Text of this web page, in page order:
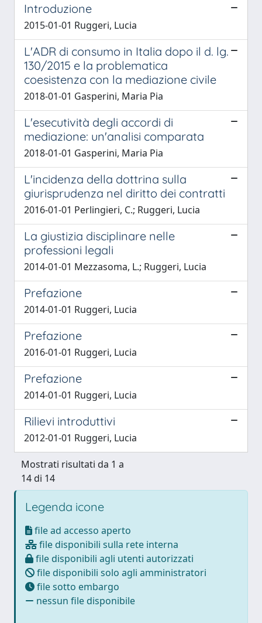
Introduzione
2015-01-01 Ruggeri, Lucia
L'ADR di consumo in Italia dopo il d. lg.
130/2015 e la problematica
coesistenza con la mediazione civile
2018-01-01 Gasperini, Maria Pia
L'esecutività degli accordi di
mediazione: un'analisi comparata
2018-01-01 Gasperini, Maria Pia
L'incidenza della dottrina sulla
giurisprudenza nel diritto dei contratti
2016-01-01 Perlingieri, C.; Ruggeri, Lucia
La giustizia disciplinare nelle
professioni legali
2014-01-01 Mezzasoma, L.; Ruggeri, Lucia
Prefazione
2014-01-01 Ruggeri, Lucia
Prefazione
2016-01-01 Ruggeri, Lucia
Prefazione
2014-01-01 Ruggeri, Lucia
Rilievi introduttivi
2012-01-01 Ruggeri, Lucia
Mostrati risultati da 1 a
14 di 14
Legenda icone
file ad accesso aperto
file disponibili sulla rete interna
file disponibili agli utenti autorizzati
file disponibili solo agli amministratori
file sotto embargo
nessun file disponibile